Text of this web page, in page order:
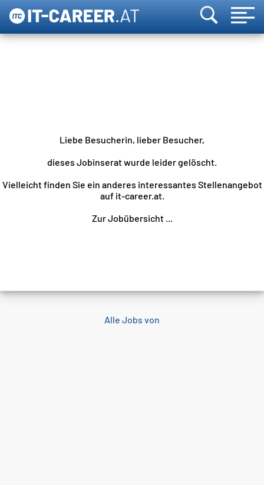
Liebe Besucherin, lieber Besucher,
dieses Jobinserat wurde leider gelöscht.
Vielleicht finden Sie ein anderes interessantes Stellenangebot
auf it-career.at.
Zur Jobübersicht ...
Alle Jobs von